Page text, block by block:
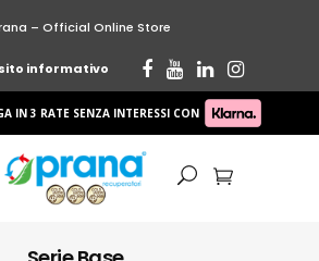
– Official Online Store
informativo
IN 3 RATE SENZA INTERESSI CON